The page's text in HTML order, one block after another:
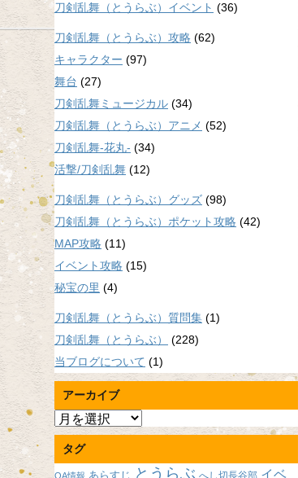
刀剣乱舞（とうらぶ）イベント (36)
刀剣乱舞（とうらぶ）攻略 (62)
キャラクター (97)
舞台 (27)
刀剣乱舞ミュージカル (34)
刀剣乱舞（とうらぶ）アニメ (52)
刀剣乱舞-花丸- (34)
活撃/刀剣乱舞 (12)
刀剣乱舞（とうらぶ）グッズ (98)
刀剣乱舞（とうらぶ）ポケット攻略 (42)
MAP攻略 (11)
イベント攻略 (15)
秘宝の里 (4)
刀剣乱舞（とうらぶ）質問集 (1)
刀剣乱舞（とうらぶ）
(228)
当ブログについて (1)
アーカイブ
ア
ー
カ
イ
タグ
OA情報 あらすじ とうらぶ へし切長谷部 イベ